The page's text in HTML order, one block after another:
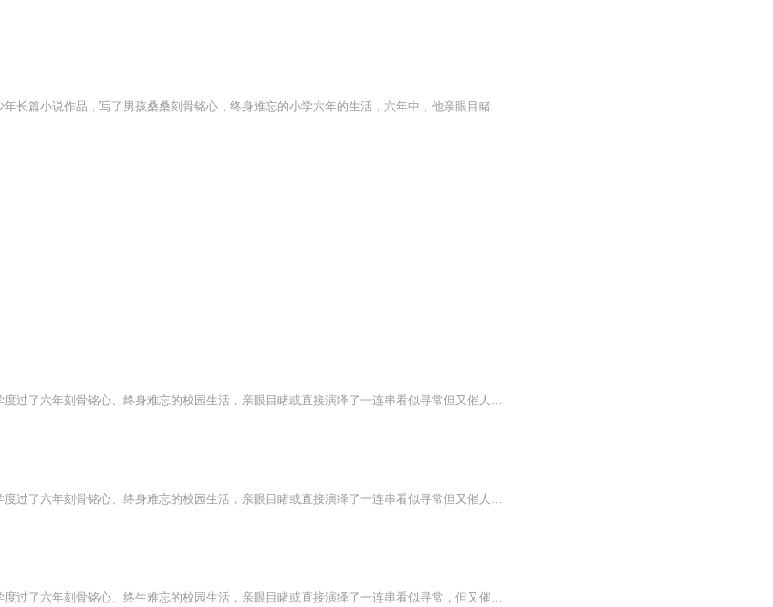
这是一部讲究品位的少年长篇小说作品，写了男孩桑桑刻骨铭心，终身难忘的小学六年的生活，六年中，他亲眼目睹或直接参与了一连串看似寻常，但又催人泪下，撼动人心的故事：少男少女之间毫无瑕疵的纯情，不幸少年与厄运相拼时的悲怆与优雅，残疾男孩对尊严的执着坚守，垂暮老人在最后一瞬所闪耀的人格光彩，在死亡体验中对生命深切而优美的领悟，大人们之间扑簌迷离又充满诗情画意的情感纠葛……这一切既清楚又朦胧地展现在少年桑桑的世界里，这六年，是他接受人生启蒙教育的六年！
男孩桑桑在油麻地小学度过了六年刻骨铭心、终身难忘的校园生活，亲眼目睹或直接演绎了一连串看似寻常但又催人泪下、震撼人心的故事:少男少女之间纯洁无瑕的情意，不幸少年与厄运相拼时的悲怆与优雅，残疾男孩对尊严的执著坚守，在死亡体验中对生命的深切而...
男孩桑桑在油麻地小学度过了六年刻骨铭心、终身难忘的校园生活，亲眼目睹或直接演绎了一连串看似寻常但又催人泪下、震撼人心的故事：少男少女之间纯洁无瑕的情意，不幸少年与厄运相拼时的悲怆与优雅，残疾男孩对尊严的执著坚守，在死亡体验中对生命的深切而优美的领悟，垂暮老人在人生的*后瞬间闪耀出的人格光辉，大人们之间扑朔迷离且又充满诗情画意的情感纠葛……这一切，清楚而又朦胧地展现在少年桑桑的世界里。 这是一部富有品位、格调高雅的叙儿童长篇小说，叙述风格浅易而又深刻、谐趣而又庄重，自始至终洋溢着一种淳朴的美感，荡漾着一种悲悯的情怀——这种情怀在人与人的关系日趋疏远、情感日趋淡漠的当今世界中，显得弥足珍贵、格外感人。
男孩桑桑在油麻地小学度过了六年刻骨铭心、终生难忘的校园生活，亲眼目睹或直接演绎了一连串看似寻常，但又催人泪下、震撼人心的故事：少男少女之间纯洁无瑕的情意，不幸少年与厄运相拼时的悲怆与优雅，残疾男孩对尊重的执著坚守，在死亡体验中对生命的深...